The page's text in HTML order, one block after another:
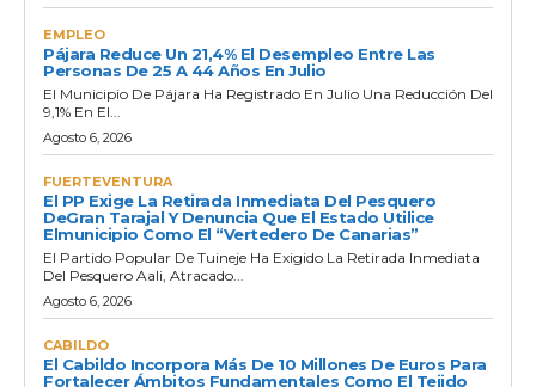
EMPLEO
Pájara Reduce Un 21,4% El Desempleo Entre Las
Personas De 25 A 44 Años En Julio
El Municipio De Pájara Ha Registrado En Julio Una Reducción Del
9,1% En El...
Agosto 6, 2026
FUERTEVENTURA
El PP Exige La Retirada Inmediata Del Pesquero
DeGran Tarajal Y Denuncia Que El Estado Utilice
Elmunicipio Como El “vertedero De Canarias”
El Partido Popular De Tuineje Ha Exigido La Retirada Inmediata
Del Pesquero Aali, Atracado...
Agosto 6, 2026
CABILDO
El Cabildo Incorpora Más De 10 Millones De Euros Para
Fortalecer Ámbitos Fundamentales Como El Tejido